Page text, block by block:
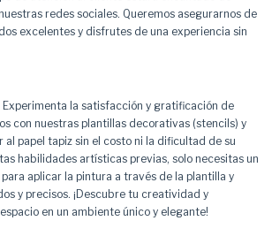
redes sociales. Queremos asegurarnos de
excelentes y disfrutes de una experiencia sin
Experimenta la satisfacción y gratificación de
con nuestras plantillas decorativas (stencils) y
al papel tapiz sin el costo ni la dificultad de su
habilidades artísticas previas, solo necesitas un
aplicar la pintura a través de la plantilla y
y precisos. ¡Descubre tu creatividad y
en un ambiente único y elegante!